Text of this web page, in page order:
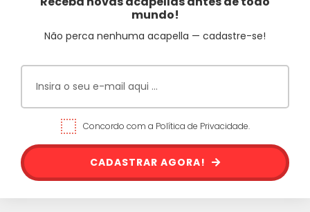
mundo!
Não perca nenhuma acapella — cadastre-se!
Concordo com a Política de Privacidade.
CADASTRAR AGORA!